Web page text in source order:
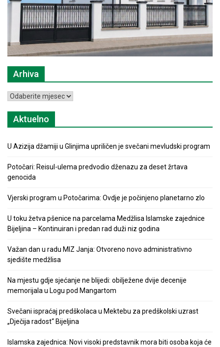
Arhiva
Arhiva
Aktuelno
U Azizija džamiji u Glinjima upriličen je svečani mevludski program
Potočari: Reisul-ulema predvodio dženazu za deset žrtava
genocida
Vjerski program u Potočarima: Ovdje je počinjeno planetarno zlo
U toku žetva pšenice na parcelama Medžlisa Islamske zajednice
Bijeljina – Kontinuiran i predan rad duži niz godina
Važan dan u radu MIZ Janja: Otvoreno novo administrativno
sjedište medžlisa
Na mjestu gdje sjećanje ne blijedi: obilježene dvije decenije
memorijala u Logu pod Mangartom
Svečani ispraćaj predškolaca u Mektebu za predškolski uzrast
„Dječija radost“ Bijeljina
Islamska zajednica: Novi visoki predstavnik mora biti osoba koja će